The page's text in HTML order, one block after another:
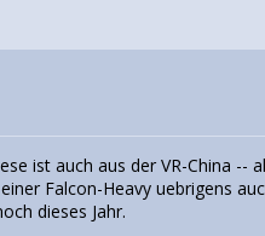
ist auch aus der VR-China --
Falcon-Heavy uebrigens
dieses Jahr.